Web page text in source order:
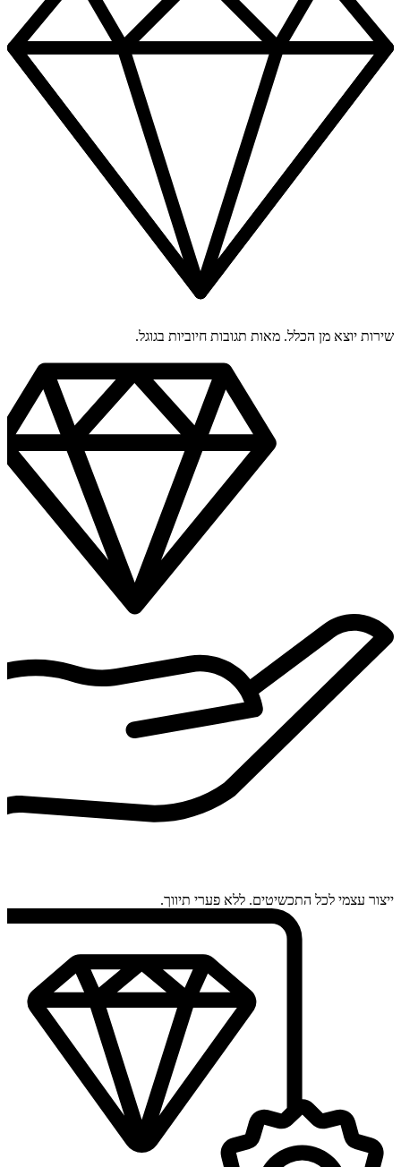
שירות יוצא מן הכלל. מאות תגובות חיוביות בגוגל.
ייצור עצמי לכל התכשיטים. ללא פערי תיווך.